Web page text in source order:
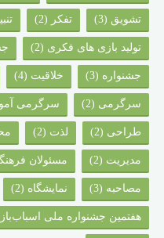
تشویق (3) تفکر (2)
تولید بازی های فکری (2)
جشنواره‌ (3) خلاقیت (4)
سرگرمی (2) سرگرمی
طراحی (2) لذت (2)
مدیریت (2) مسئولان
مصاحبه (3) نمایشگاه (2)
هفتمین جشنواره ملی